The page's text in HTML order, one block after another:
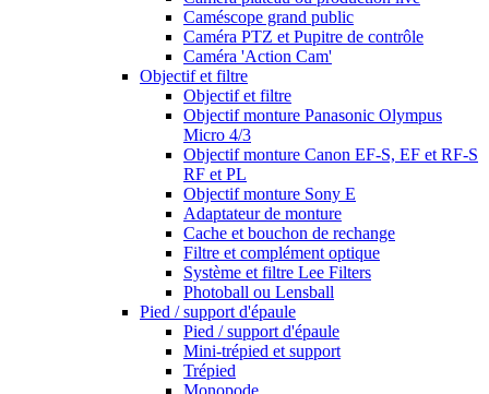
Caméscope grand public
Caméra PTZ et Pupitre de contrôle
Caméra 'Action Cam'
Objectif et filtre
Objectif et filtre
Objectif monture Panasonic Olympus
Micro 4/3
Objectif monture Canon EF-S, EF et RF-S
RF et PL
Objectif monture Sony E
Adaptateur de monture
Cache et bouchon de rechange
Filtre et complément optique
Système et filtre Lee Filters
Photoball ou Lensball
Pied / support d'épaule
Pied / support d'épaule
Mini-trépied et support
Trépied
Monopode